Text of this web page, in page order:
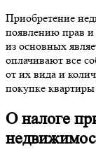
Приобретение
появлению прав и
из основных
оплачивают все
от их вида и
покупке
О налоге